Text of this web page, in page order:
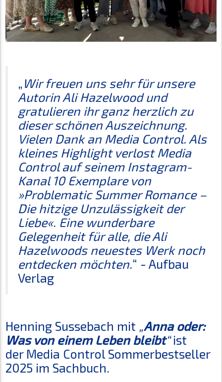
„ Wir freuen uns sehr für unsere
Autorin Ali Hazelwood und
gratulieren ihr ganz herzlich zu
dieser schönen Auszeichnung.
Vielen Dank an Media Control. Als
kleines Highlight verlost Media
Control auf seinem Instagram-
Kanal 10 Exemplare von
»Problematic Summer Romance –
Die hitzige Unzulässigkeit der
Liebe«. Eine wunderbare
Gelegenheit für alle, die Ali
Hazelwoods neuestes Werk noch
entdecken möchten.“ - Aufbau
Verlag
Henning Sussebach mit „Anna oder:
Was von einem Leben bleibt“ist
der Media Control Sommerbestseller
2025 im Sachbuch.